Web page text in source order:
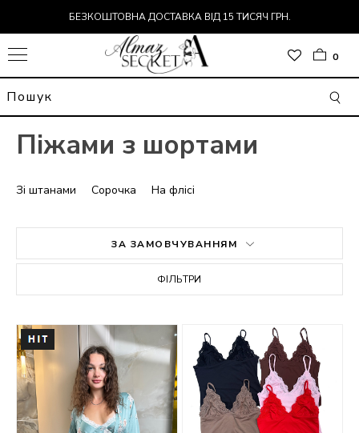
БЕЗКОШТОВНА ДОСТАВКА ВІД 15 ТИСЯЧ ГРН.
0
Піжами з шортами
Зі штанами Сорочка На флісі
ЗА ЗАМОВЧУВАННЯМ
ФІЛЬТРИ